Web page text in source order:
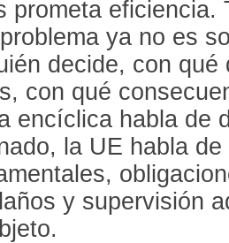
prometa eficiencia.
ya no es
decide, con
con qué
encíclica habla de
la UE habla
y supervisión